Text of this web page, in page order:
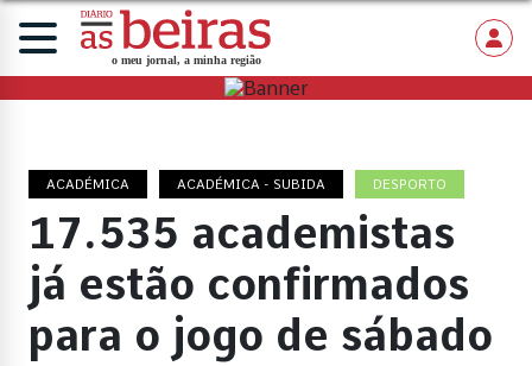
ACADÉMICA ACADÉMICA - SUBIDA DESPORTO
17.535 academistas
já estão confirmados
para o jogo de sábado